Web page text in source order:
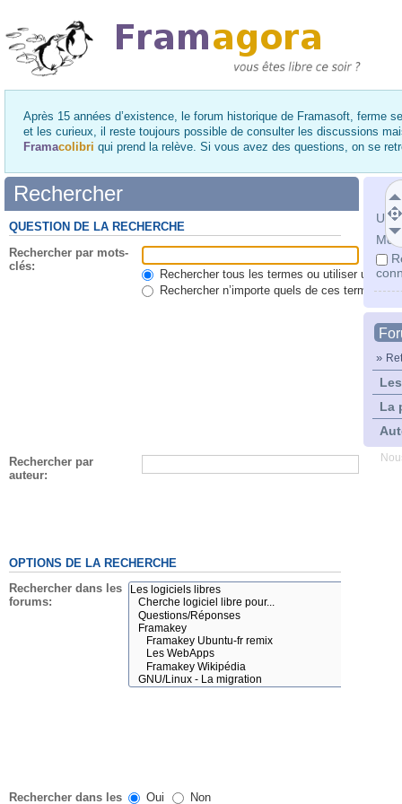
Après 15 années d’existence, le forum historique de Framasoft, ferme
et les curieux, il reste toujours possible de consulter les discussions
Framacolibri qui prend la relève. Si vous avez des questions, on se
Mot
»
La
Rechercher
QUESTION DE LA RECHERCHE
Rechercher par mots-
clés:
Rechercher tous les termes ou utiliser une
Rechercher n’importe quels de ces termes
Rechercher par
auteur:
OPTIONS DE LA RECHERCHE
Rechercher dans les
forums:
Rechercher dans les Oui Non